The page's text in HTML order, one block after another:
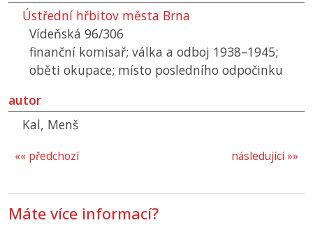
Ústřední hřbitov města Brna
Vídeňská 96/306
finanční komisař; válka a odboj 1938–1945;
oběti okupace; místo posledního odpočinku
autor
Kal, Menš
následující »»
«« předchozí
Máte více informací?